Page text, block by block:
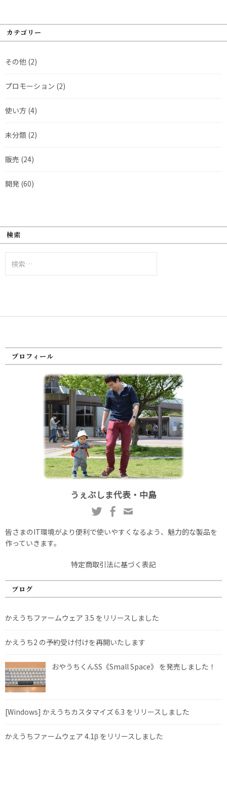
カテゴリー
その他 (2)
プロモーション (2)
使い方 (4)
未分類 (2)
販売 (24)
開発 (60)
検索
索:
プロフィール
うぇぶしま代表・中島
皆さまのIT環境がより便利で使いやすくなるよう、魅力的な製品を
作っていきます。
特定商取引法に基づく表記
ブログ
かえうちファームウェア 3.5 をリリースしました
かえうち2 の予約受け付けを再開いたします
おやうちくんSS《Small Space》 を発売しました！
[Windows] かえうちカスタマイズ 6.3 をリリースしました
かえうちファームウェア 4.1β をリリースしました